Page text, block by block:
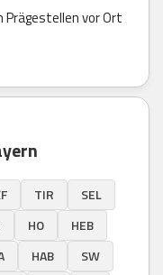
Prägestellen vor Ort
TIR
SEL
HO
HEB
HAB
SW